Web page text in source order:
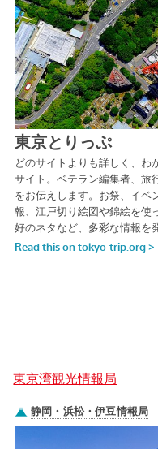
東京湾観光情報局